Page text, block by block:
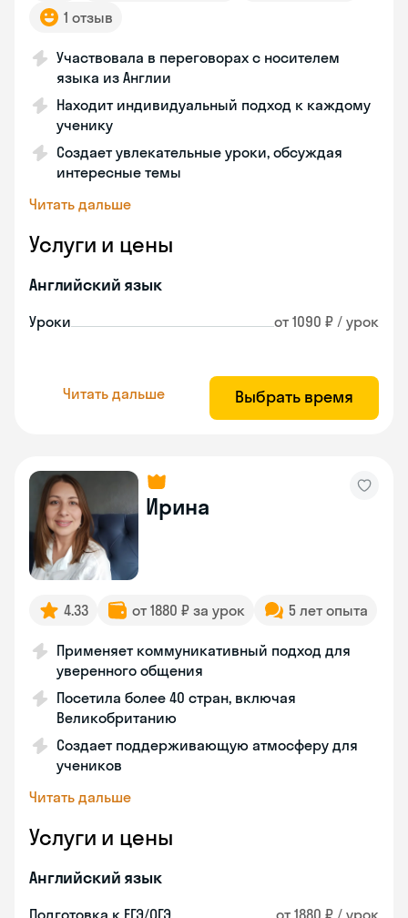
1 отзыв
Участвовала в переговорах с носителем
языка из Англии
Находит индивидуальный подход к каждому
ученику
Создает увлекательные уроки, обсуждая
интересные темы
Читать дальше
Услуги и цены
Английский язык
Уроки от 1090 ₽ / урок
Читать дальше Выбрать время
Ирина
4.33 от 1880 ₽ за урок 5 лет опыта
Применяет коммуникативный подход для
уверенного общения
Посетила более 40 стран, включая
Великобританию
Создает поддерживающую атмосферу для
учеников
Читать дальше
Услуги и цены
Английский язык
Подготовка к ЕГЭ/ОГЭ от 1880 ₽ / урок